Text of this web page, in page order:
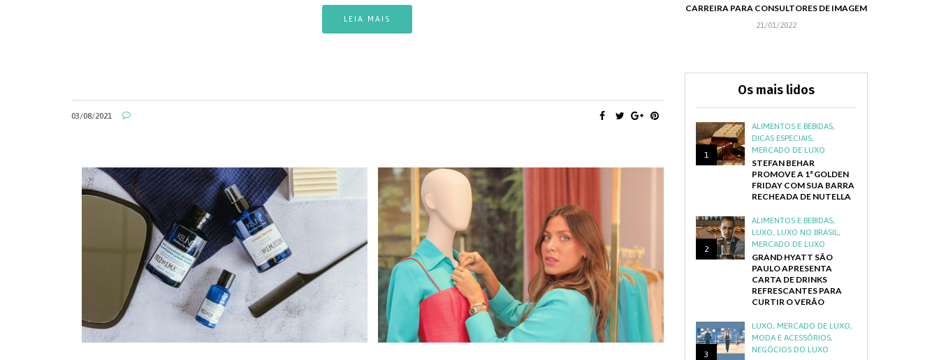
LEIA MAIS
03/08/2021
CARREIRA PARA CONSULTORES DE IMAGEM
21/01/2022
Os mais lidos
1
ALIMENTOS E BEBIDAS,
DICAS ESPECIAIS,
MERCADO DE LUXO
STEFAN BEHAR
PROMOVE A 1ª GOLDEN
FRIDAY COM SUA BARRA
RECHEADA DE NUTELLA
2
ALIMENTOS E BEBIDAS,
LUXO, LUXO NO BRASIL,
MERCADO DE LUXO
GRAND HYATT SÃO
PAULO APRESENTA
CARTA DE DRINKS
REFRESCANTES PARA
CURTIR O VERÃO
3
LUXO, MERCADO DE LUXO,
MODA E ACESSÓRIOS,
NEGÓCIOS DO LUXO